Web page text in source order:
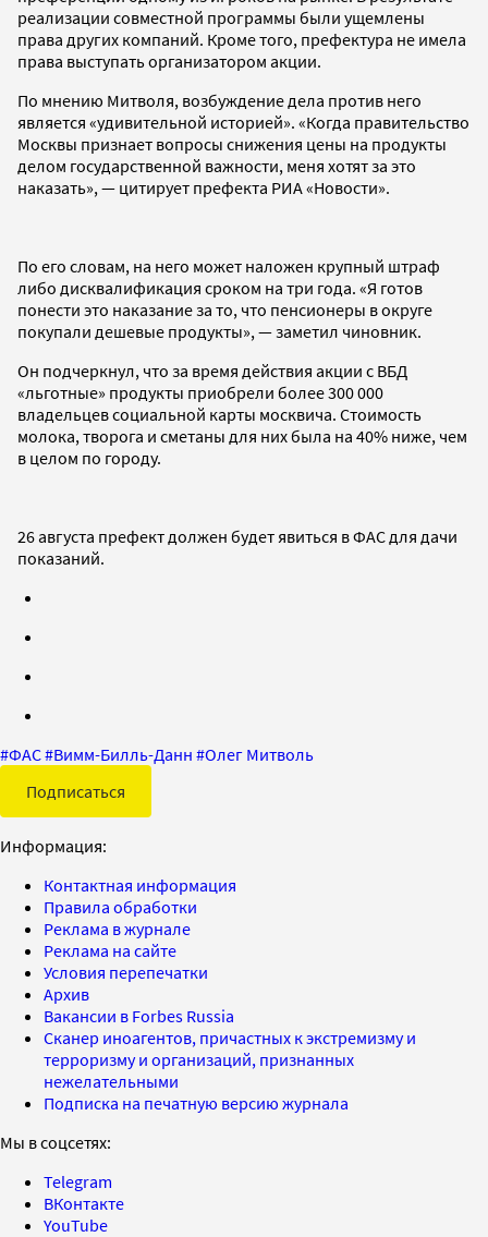
реализации совместной программы были ущемлены
права других компаний. Кроме того, префектура не имела
права выступать организатором акции.
По мнению Митволя, возбуждение дела против него
является «удивительной историей». «Когда правительство
Москвы признает вопросы снижения цены на продукты
делом государственной важности, меня хотят за это
наказать», — цитирует префекта РИА «Новости».
По его словам, на него может наложен крупный штраф
либо дисквалификация сроком на три года. «Я готов
понести это наказание за то, что пенсионеры в округе
покупали дешевые продукты», — заметил чиновник.
Он подчеркнул, что за время действия акции с ВБД
«льготные» продукты приобрели более 300 000
владельцев социальной карты москвича. Стоимость
молока, творога и сметаны для них была на 40% ниже, чем
в целом по городу.
26 августа префект должен будет явиться в ФАС для дачи
показаний.
#ФАС#Вимм-Билль-Данн #Олег Митволь
Подписаться
Информация:
Контактная информация
Правила обработки
Реклама в журнале
Реклама на сайте
Условия перепечатки
Архив
Вакансии в Forbes Russia
Сканер иноагентов, причастных к экстремизму и
терроризму и организаций, признанных
нежелательными
Подписка на печатную версию журнала
Мы в соцсетях:
Telegram
ВКонтакте
YouTube